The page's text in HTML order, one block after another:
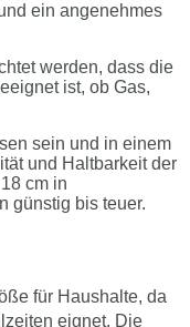
ein angenehmes
werden, dass die
ist, ob Gas,
sein und in einem
und Haltbarkeit der
cm in
günstig bis teuer.
für Haushalte, da
eignet. Die